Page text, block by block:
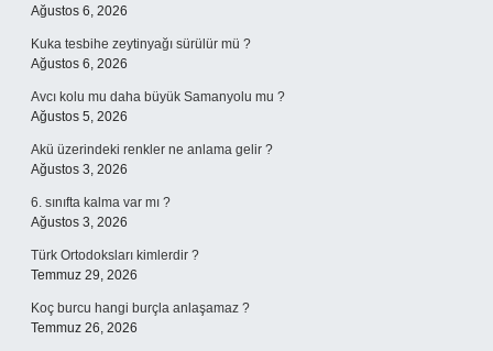
Ağustos 6, 2026
Kuka tesbihe zeytinyağı sürülür mü ?
Ağustos 6, 2026
Avcı kolu mu daha büyük Samanyolu mu ?
Ağustos 5, 2026
Akü üzerindeki renkler ne anlama gelir ?
Ağustos 3, 2026
6. sınıfta kalma var mı ?
Ağustos 3, 2026
Türk Ortodoksları kimlerdir ?
Temmuz 29, 2026
Koç burcu hangi burçla anlaşamaz ?
Temmuz 26, 2026